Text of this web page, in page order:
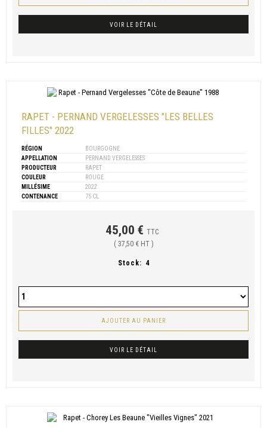
VOIR LE DÉTAIL
RAPET - PERNAND VERGELESSES "LES BELLES
FILLES" 2022
RÉGION
BOURGOGNE
APPELLATION
PERNAND VERGELESSES
PRODUCTEUR
RAPET
COULEUR
ROUGE
MILLÉSIME
2022
CONTENANCE
75 CL
45,00 € TTC
( 37,50 € HT )
Stock: 4
AJOUTER AU PANIER
VOIR LE DÉTAIL